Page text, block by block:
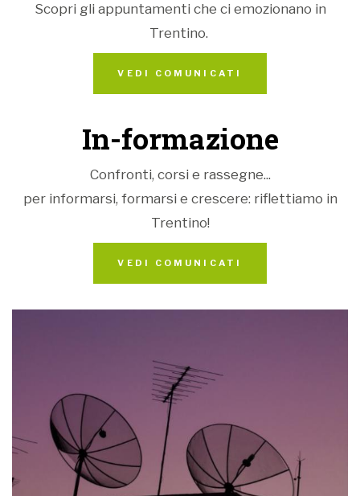
Scopri gli appuntamenti che ci emozionano in
Trentino.
VEDI COMUNICATI
In-formazione
Confronti, corsi e rassegne...
per informarsi, formarsi e crescere: riflettiamo in
Trentino!
VEDI COMUNICATI